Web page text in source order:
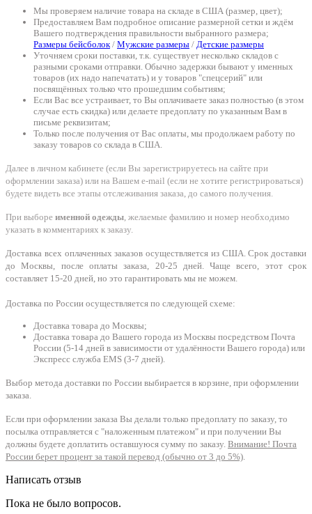
Мы проверяем наличие товара на складе в США (размер, цвет);
Предоставляем Вам подробное описание размерной сетки и ждём
Вашего подтверждения правильности выбранного размера;
Размеры бейсболок/ Мужские размеры / Детские размеры
Уточняем сроки поставки, т.к. существует несколько складов с
разными сроками отправки. Обычно задержки бывают у именных
товаров (их надо напечатать) и у товаров "спецсерий" или
посвящённых только что прошедшим событиям;
Если Вас все устраивает, то Вы оплачиваете заказ полностью (в этом
случае есть скидка) или делаете предоплату по указанным Вам в
письме реквизитам;
Только после получения от Вас оплаты, мы продолжаем работу по
заказу товаров со склада в США.
Далее в личном кабинете (если Вы зарегистрируетесь на сайте при
оформлении заказа) или на Вашем e-mail (если не хотите регистрироваться)
будете видеть все этапы отслеживания заказа, до самого получения.
При выборе именной одежды, желаемые фамилию и номер необходимо
указать в комментариях к заказу.
Доставка всех оплаченных заказов осуществляется из США. Срок доставки
до Москвы, после оплаты заказа, 20-25 дней. Чаще всего, этот срок
составляет 15-20 дней, но это гарантировать мы не можем.
Доставка по России осуществляется по следующей схеме:
Доставка товара до Москвы;
Доставка товара до Вашего города из Москвы посредством Почта
России (5-14 дней в зависимости от удалённости Вашего города) или
Экспресс служба EMS (3-7 дней).
Выбор метода доставки по России выбирается в корзине, при оформлении
заказа.
Если при оформлении заказа Вы делали только предоплату по заказу, то
посылка отправляется с "наложенным платежом" и при получении Вы
должны будете доплатить оставшуюся сумму по заказу. Внимание! Почта
России берет процент за такой перевод (обычно от 3 до 5%).
Написать отзыв
Пока не было вопросов.